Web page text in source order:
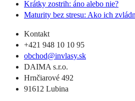
Krátky zostrih: áno alebo nie?
Maturity bez stresu: Ako ich
Kontakt
+421 948 10 10 95
obchod@invlasy.sk
DAIMA s.r.o.
Hrnčiarové 492
91612 Lubina